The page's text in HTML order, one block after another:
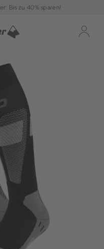
Bis zu 40% sparen!